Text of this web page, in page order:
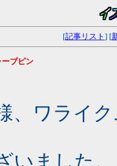
[記事リスト ] [
ブピン
、ワライ
いました。